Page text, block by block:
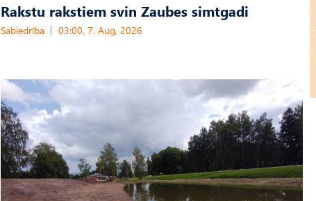
Rakstu rakstiem svin Zaubes simtgadi
Sabiedrība 03:00, 7. Aug, 2026